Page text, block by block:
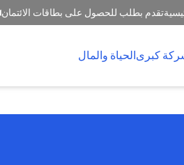
تقدم بطلب للحصول على بطاقات الائتمان
كبرىالحياة والمال